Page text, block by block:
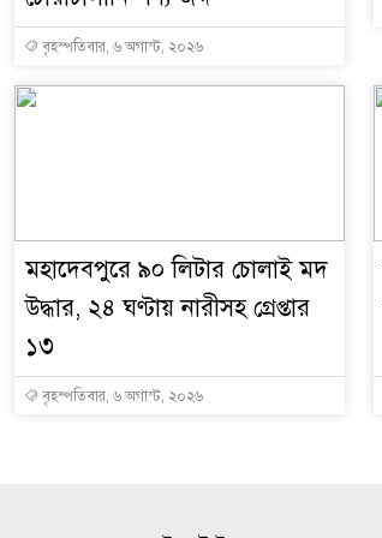
বৃহস্পতিবার, ৬ অগাস্ট, ২০২৬
মহাদেবপুরে ৯০ লিটার চোলাই মদ
উদ্ধার, ২৪ ঘণ্টায় নারীসহ গ্রেপ্তার
১৩
বৃহস্পতিবার, ৬ অগাস্ট, ২০২৬